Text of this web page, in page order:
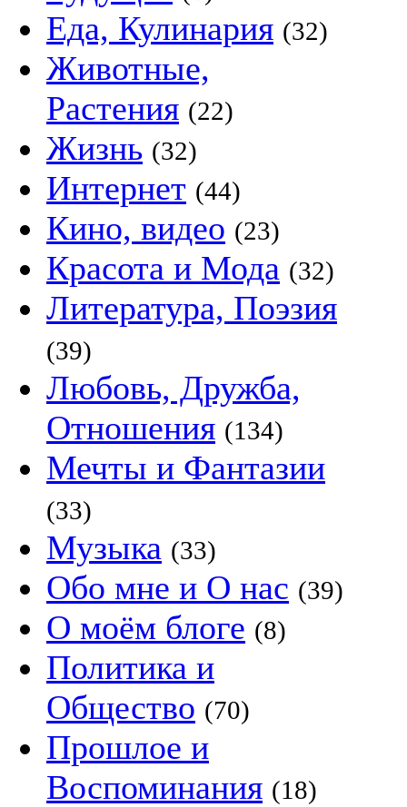
Еда, Кулинария (32)
Животные,
Растения (22)
Жизнь (32)
Интернет (44)
Кино, видео (23)
Красота и Мода (32)
Литература, Поэзия
(39)
Любовь, Дружба,
Отношения (134)
Мечты и Фантазии
(33)
Музыка (33)
Обо мне и О нас (39)
О моём блоге (8)
Политика и
Общество (70)
Прошлое и
Воспоминания (18)